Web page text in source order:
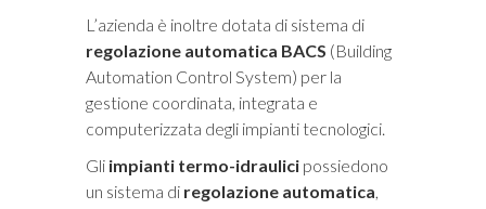
L’azienda è inoltre dotata di sistema di
regolazione automatica BACS (Building
Automation Control System) per la
gestione coordinata, integrata e
computerizzata degli impianti tecnologici.
Gli impianti termo-idraulici possiedono
un sistema di regolazione automatica,